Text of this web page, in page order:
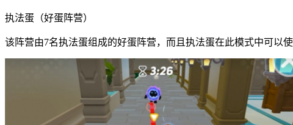
执法蛋（好蛋阵营）
该阵营由7名执法蛋组成的好蛋阵营，而且执法蛋在此模式中可以